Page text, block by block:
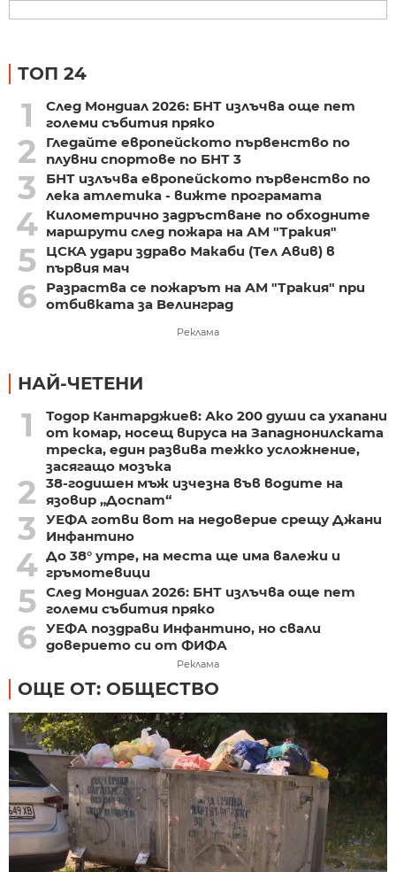
ТОП 24
1
След Мондиал 2026: БНТ излъчва още пет
големи събития пряко
2
Гледайте европейското първенство по
плувни спортове по БНТ 3
3
БНТ излъчва европейското първенство по
лека атлетика - вижте програмата
4 Километрично задръстване по обходните
маршрути след пожара на АМ "Тракия"
5
ЦСКА удари здраво Макаби (Тел Авив) в
първия мач
6
Разраства се пожарът на АМ "Тракия" при
отбивката за Велинград
Реклама
НАЙ-ЧЕТЕНИ
1
Тодор Кантарджиев: Ако 200 души са ухапани
от комар, носещ вируса на Западнонилската
треска, един развива тежко усложнение,
засягащо мозъка
2
38-годишен мъж изчезна във водите на
язовир „Доспат“
3
УЕФА готви вот на недоверие срещу Джани
Инфантино
4 До 38° утре, на места ще има валежи и
гръмотевици
5 След Мондиал 2026: БНТ излъчва още пет
големи събития пряко
6 УЕФА поздрави Инфантино, но свали
доверието си от ФИФА
Реклама
ОЩЕ ОТ: ОБЩЕСТВО